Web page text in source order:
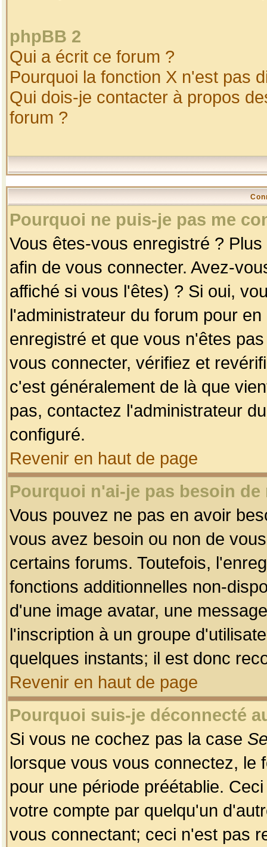
phpBB 2
Qui a écrit ce forum ?
Pourquoi la fonction X n'est pas
Qui dois-je contacter à propos
forum ?
Pourquoi ne puis-je pas me
Vous êtes-vous enregistré ?
afin de vous connecter. Avez-
affiché si vous l'êtes) ? Si oui,
l'administrateur du forum pour
enregistré et que vous n'êtes
vous connecter, vérifiez et
c'est généralement de là que
pas, contactez l'administrateur
configuré.
Revenir en haut de page
Pourquoi n'ai-je pas besoin
Vous pouvez ne pas en avoir
vous avez besoin ou non de
certains forums. Toutefois,
fonctions additionnelles non-
d'une image avatar, une
l'inscription à un groupe
quelques instants; il est donc
Revenir en haut de page
Pourquoi suis-je déconnecté
Si vous ne cochez pas la case
lorsque vous vous connectez, le
pour une période préétablie.
votre compte par quelqu'un
vous connectant; ceci n'est pas